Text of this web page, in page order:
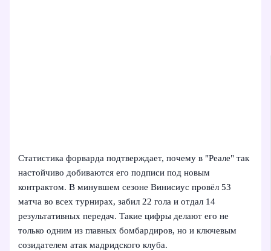
Статистика форварда подтверждает, почему в "Реале" так
настойчиво добиваются его подписи под новым
контрактом. В минувшем сезоне Винисиус провёл 53
матча во всех турнирах, забил 22 гола и отдал 14
результативных передач. Такие цифры делают его не
только одним из главных бомбардиров, но и ключевым
созидателем атак мадридского клуба.